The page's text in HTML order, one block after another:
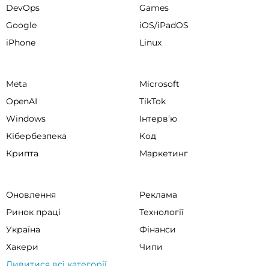
DevOps
Games
Google
iOS/iPadOS
iPhone
Linux
Meta
Microsoft
OpenAI
TikTok
Windows
Інтервʼю
Кібербезпека
Код
Крипта
Маркетинг
Оновлення
Реклама
Ринок праці
Технології
Україна
Фінанси
Хакери
Чипи